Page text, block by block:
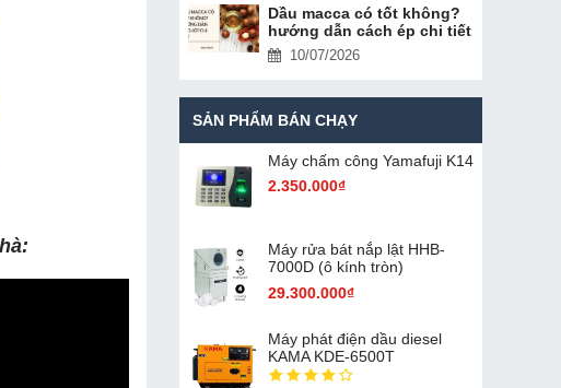
Dầu macca có tốt không?
hướng dẫn cách ép chi tiết
10/07/2026
SẢN PHẨM BÁN CHẠY
Máy chấm cô​ng Yamafuji K14
2.350.000₫
Máy rửa bát nắp lật HHB-
7000D (ô kính tròn)
29.300.000₫
Máy phát điện dầu diesel
KAMA KDE-6500T